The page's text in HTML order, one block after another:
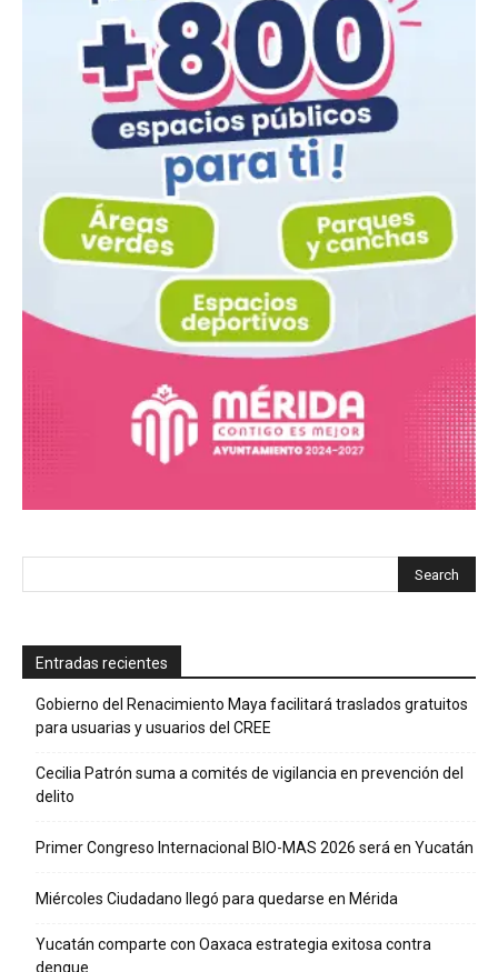
Entradas recientes
Gobierno del Renacimiento Maya facilitará traslados gratuitos
para usuarias y usuarios del CREE
Cecilia Patrón suma a comités de vigilancia en prevención del
delito
Primer Congreso Internacional BIO-MAS 2026 será en Yucatán
Miércoles Ciudadano llegó para quedarse en Mérida
Yucatán comparte con Oaxaca estrategia exitosa contra
dengue